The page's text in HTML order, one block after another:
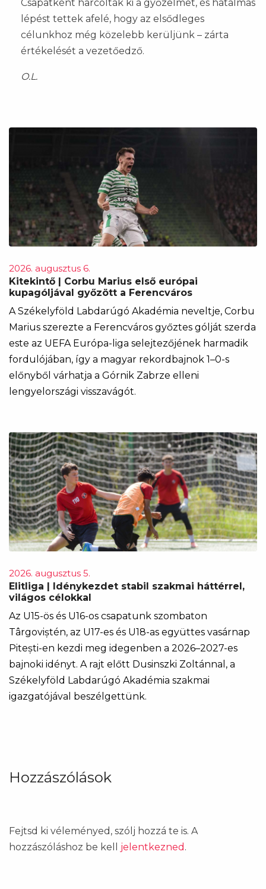
Csapatként harcolták ki a győzelmet, és hatalmas
lépést tettek afelé, hogy az elsődleges
célunkhoz még közelebb kerüljünk – zárta
értékelését a vezetőedző.
O.L.
2026. augusztus 6.
Kitekintő | Corbu Marius első európai
kupagóljával győzött a Ferencváros
A Székelyföld Labdarúgó Akadémia neveltje, Corbu
Marius szerezte a Ferencváros győztes gólját szerda
este az UEFA Európa-liga selejtezőjének harmadik
fordulójában, így a magyar rekordbajnok 1–0-s
előnyből várhatja a Górnik Zabrze elleni
lengyelországi visszavágót.
2026. augusztus 5.
Elitliga | Idénykezdet stabil szakmai háttérrel,
világos célokkal
Az U15-ös és U16-os csapatunk szombaton
Târgoviștén, az U17-es és U18-as együttes vasárnap
Pitești-en kezdi meg idegenben a 2026–2027-es
bajnoki idényt. A rajt előtt Dusinszki Zoltánnal, a
Székelyföld Labdarúgó Akadémia szakmai
igazgatójával beszélgettünk.
Hozzászólások
Fejtsd ki véleményed, szólj hozzá te is. A
hozzászóláshoz be kell jelentkezned .